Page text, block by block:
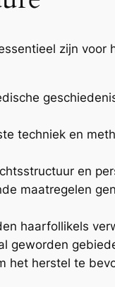
zijn voor
techniek en
en
maatregelen
haarfollikels
geworden
het herstel te